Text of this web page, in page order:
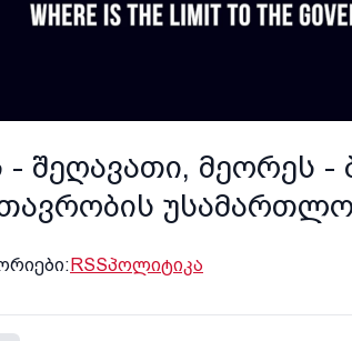
- შეღავათი, მეორეს
RSSპოლიტიკა